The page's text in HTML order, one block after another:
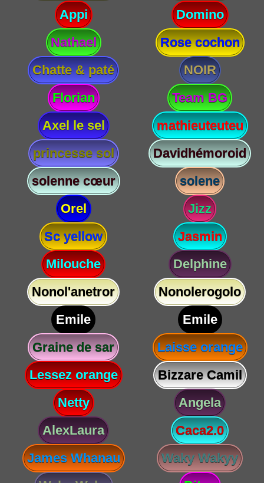
Appi
Domino
Nathael
Rose cochon
Chatte & paté
NOIR
Florian
Team BG
Axel le sel
mathieuteuteu
princesse sol
Davidhémoroid
solenne cœur
solene
Orel
Jizz
Sc yellow
Jasmin
Milouche
Delphine
Nonol'anetror
Nonolerogolo
Emile
Emile
Graine de sar
Laisse orange
Lessez orange
Bizzare Camil
Netty
Angela
AlexLaura
Caca2.0
James Whanau
Waky Wakyy